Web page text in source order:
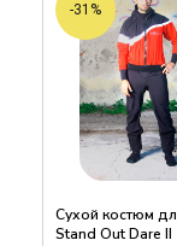
-31%
Сухой костюм
Stand Out Dare II